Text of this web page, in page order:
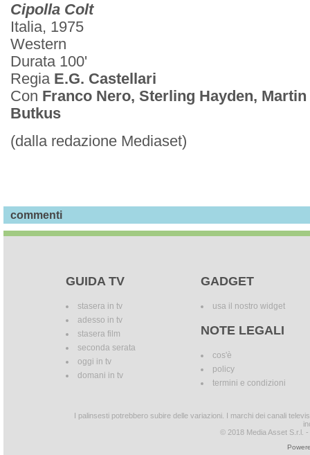
Cipolla Colt
Italia, 1975
Western
Durata 100'
Regia E.G. Castellari
Con Franco Nero, Sterling Hayden,
Butkus
(dalla redazione Mediaset)
commenti
GUIDA TV
stasera in tv
adesso in tv
stasera film
seconda serata
oggi in tv
domani in tv
GADGET
usa il nostro widget
NOTE LEGALI
cos'è
policy
termini e condizioni
I palinsesti potrebbero subire delle variazioni. I marchi dei canali
© 2018 Media Asset S.r.l.